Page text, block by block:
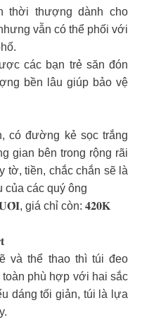
thời thượng dành cho
vẫn có thể phối với
các bạn trẻ săn đón
bền lâu giúp bảo vệ
có đường kẻ sọc trắng
gian bên trong rộng rãi
tờ, tiền, chắc chắn sẽ là
của các quý ông
giá chỉ còn: 𝟒𝟐𝟎𝐊
và thể thao thì túi đeo
phù hợp với hai sắc
dáng tối giản, túi là lựa